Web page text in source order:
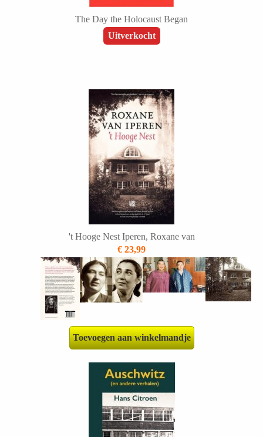
The Day the Holocaust Began
Uitverkocht
't Hooge Nest Iperen, Roxane van
€ 23,99
Toevoegen aan winkelmandje